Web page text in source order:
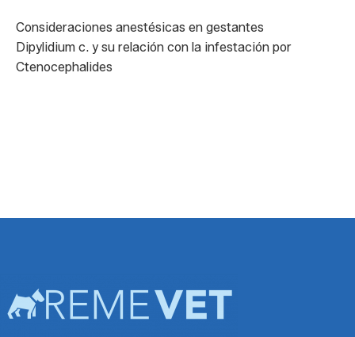
Consideraciones anestésicas en gestantes
Dipylidium c. y su relación con la infestación por
Ctenocephalides